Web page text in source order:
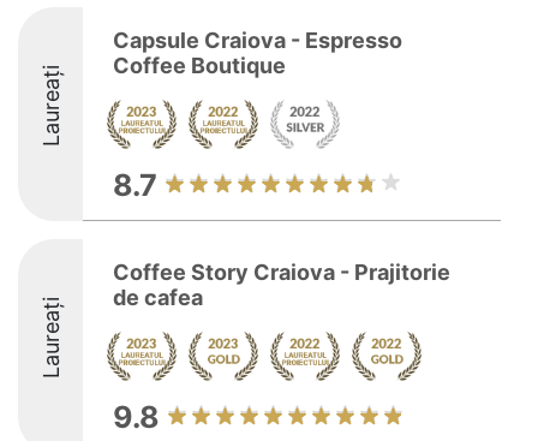
Laureați
Capsule Craiova - Espresso
Coffee Boutique
8.7
Laureați
Coffee Story Craiova - Prajitorie
de cafea
9.8